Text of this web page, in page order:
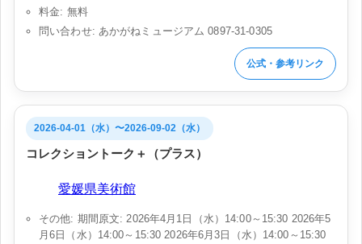
料金: 無料
問い合わせ: あかがねミュージアム 0897-31-0305
公式・参考リンク
2026-04-01（水）〜2026-09-02（水）
コレクショントーク＋（プラス）
愛媛県美術館
その他: 期間原文: 2026年4月1日（水）14:00～15:30 2026年5
月6日（水）14:00～15:30 2026年6月3日（水）14:00～15:30